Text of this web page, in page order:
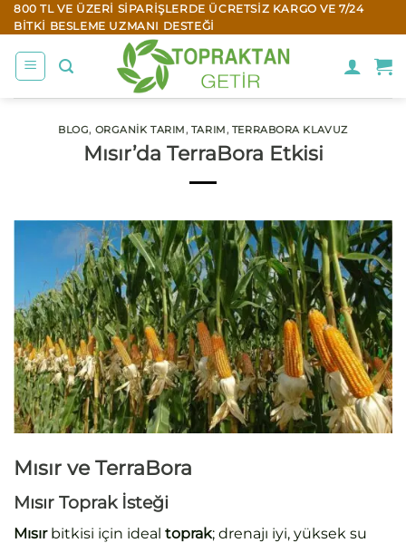
İçeriğe
atla
800 TL VE ÜZERI SIPARIŞLERDE ÜCRETSIZ KARGO VE 7/24
BITKI BESLEME UZMANI DESTEĞI
BLOG, ORGANIK TARIM, TARIM, TERRABORA KLAVUZ
Mısır’da TerraBora Etkisi
Mısır ve TerraBora
Mısır Toprak İsteği
Mısırbitkisi için ideal toprak; drenajı iyi, yüksek su